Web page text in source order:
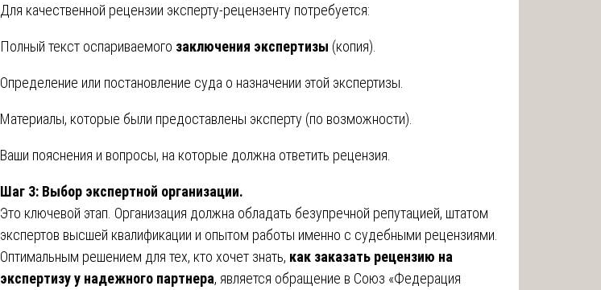
Для качественной рецензии эксперту-рецензенту потребуется:
Полный текст оспариваемого заключения экспертизы (копия).
Определение или постановление суда о назначении этой экспертизы.
Материалы, которые были предоставлены эксперту (по возможности).
Ваши пояснения и вопросы, на которые должна ответить рецензия.
Шаг 3: Выбор экспертной организации.
Это ключевой этап. Организация должна обладать безупречной репутацией, штатом
экспертов высшей квалификации и опытом работы именно с судебными рецензиями.
Оптимальным решением для тех, кто хочет знать, как заказать рецензию на
экспертизу у надежного партнера, является обращение в Союз «Федерация